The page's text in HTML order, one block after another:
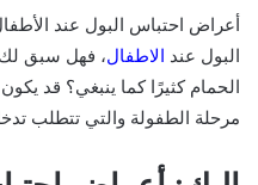
أعراض احتباس البول عند
البول عند الاطفال، فهل سبق
الحمام كثيرًا كما ينبغي؟ قد
مرحلة الطفولة والتي تتطلب